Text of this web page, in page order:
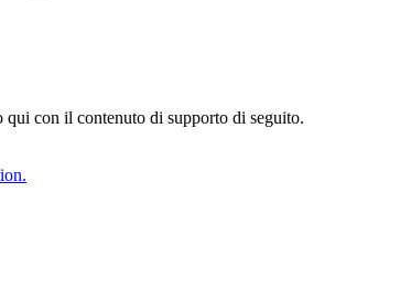
qui con il contenuto di supporto di seguito.